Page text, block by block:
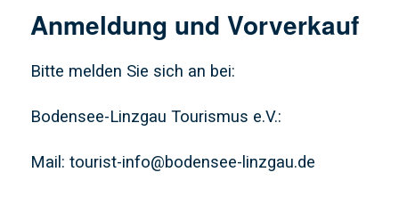
Anmeldung und Vorverkauf
Bitte melden Sie sich an bei:
Bodensee-Linzgau Tourismus e.V.:
Mail: tourist-info@bodensee-linzgau.de